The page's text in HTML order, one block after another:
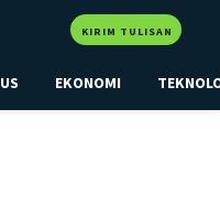
KIRIM TULISAN
EKONOMI